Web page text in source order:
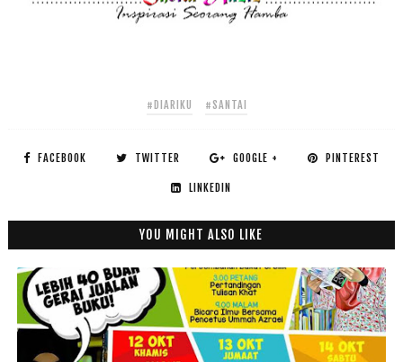
#DIARIKU #SANTAI
FACEBOOK TWITTER GOOGLE + PINTEREST
LINKEDIN
YOU MIGHT ALSO LIKE